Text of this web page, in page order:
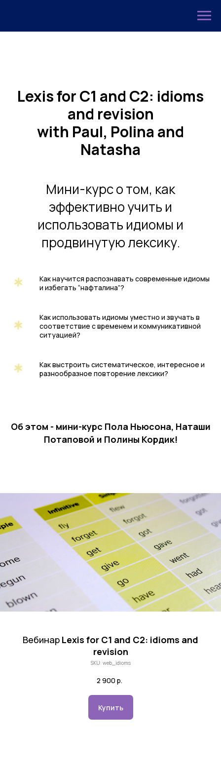
Lexis for C1 and C2: idioms
and revision
with Paul, Polina and
Natasha
Мини-курс о том, как
эффективно учить и
использовать идиомы и
продвинутую лексику.
Как научится распознавать современные идиомы
и избегать “нафталина”?
Как использовать идиомы уместно и звучать в
соответствие с временем и коммуникативной
ситуацией?
Как выстроить систематическое, интересное и
разнообразное повторение лексики?
Об этом - мини-курс Пола Ньюсона, Наташи
Потаповой и Полины Кордик!
Вебинар Lexis for C1 and C2: idioms and
revision
SKU: web_idioms
2 900 р.
Купить